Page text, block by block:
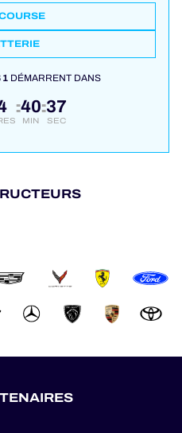
DÉMARRENT DANS
:40
MIN
:36
SEC